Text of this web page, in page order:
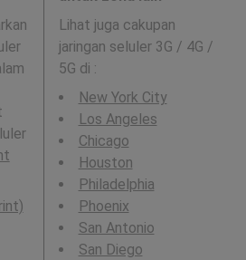
Lihat juga cakupan
jaringan seluler 3G / 4G /
5G di :
New York City
Los Angeles
Chicago
Houston
Philadelphia
Phoenix
San Antonio
San Diego